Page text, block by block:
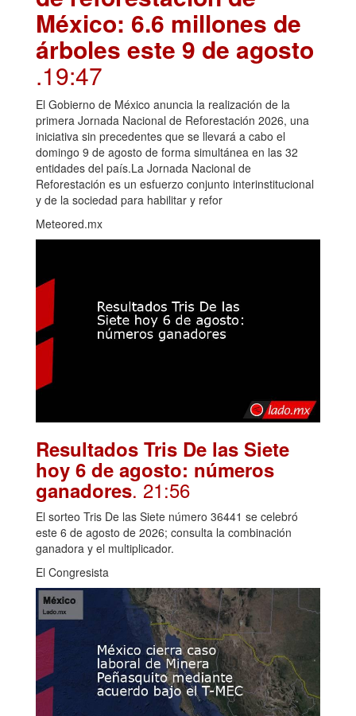
México: 6.6 millones de
árboles este 9 de agosto
.19:47
El Gobierno de México anuncia la realización de la
primera Jornada Nacional de Reforestación 2026, una
iniciativa sin precedentes que se llevará a cabo el
domingo 9 de agosto de forma simultánea en las 32
entidades del país.La Jornada Nacional de
Reforestación es un esfuerzo conjunto interinstitucional
y de la sociedad para habilitar y refor
Meteored.mx
Resultados Tris De las Siete
hoy 6 de agosto: números
ganadores. 21:56
El sorteo Tris De las Siete número 36441 se celebró
este 6 de agosto de 2026; consulta la combinación
ganadora y el multiplicador.
El Congresista